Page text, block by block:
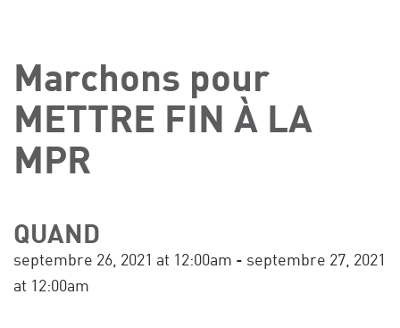
Marchons pour
METTRE FIN À LA
MPR
QUAND
septembre 26, 2021 at 12:00am - septembre 27, 2021
at 12:00am